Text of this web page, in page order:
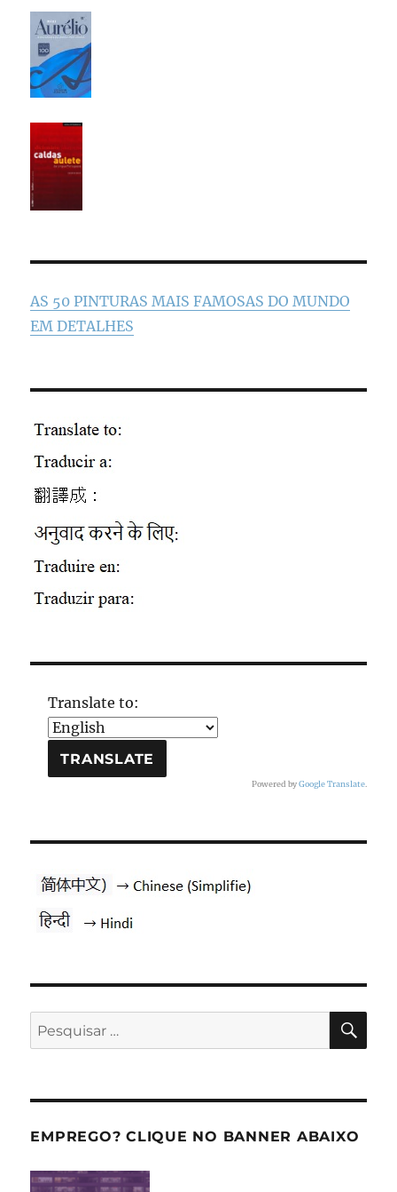
AS 50 PINTURAS MAIS FAMOSAS DO MUNDO
EM DETALHES
Translate to:
Powered byGoogle Translate.
Pesquisar
por:
EMPREGO? CLIQUE NO BANNER ABAIXO